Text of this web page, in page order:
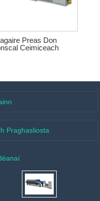
Preas Don
Ceimiceach
Praghasliosta